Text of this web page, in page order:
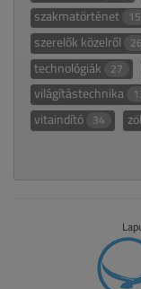
szakmatörténet 15
szerelők közelről 26
technológiák 27
világítástechnika
vitaindító 34